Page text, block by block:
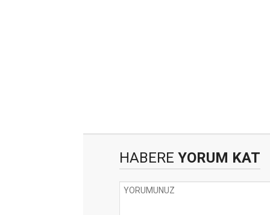
HABERE YORUM KAT